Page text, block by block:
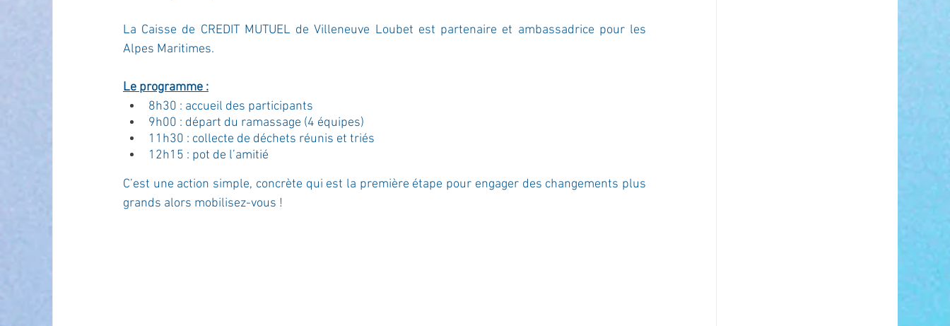
La Caisse de CREDIT MUTUEL de Villeneuve Loubet est partenaire et ambassadrice pour les
Alpes Maritimes.
Le programme :
8h30 : accueil des participants
9h00 : départ du ramassage (4 équipes)
11h30 : collecte de déchets réunis et triés
12h15 : pot de l’amitié
C’est une action simple, concrète qui est la première étape pour engager des changements plus
grands alors mobilisez-vous !